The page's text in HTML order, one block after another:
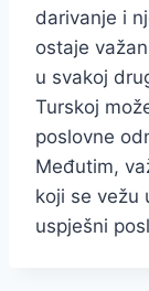
darivanje i
ostaje
u svakoj
Turskoj
poslovne
Međutim,
koji se vežu
uspješni